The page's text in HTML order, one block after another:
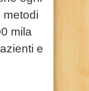
metodi
mila
e